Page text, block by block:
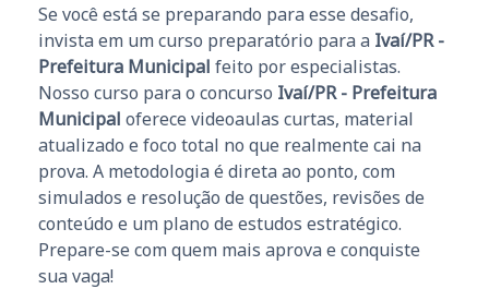
Se você está se preparando para esse desafio,
invista em um curso preparatório para a Ivaí/PR -
Prefeitura Municipal feito por especialistas.
Nosso curso para o concurso Ivaí/PR - Prefeitura
Municipal oferece videoaulas curtas, material
atualizado e foco total no que realmente cai na
prova. A metodologia é direta ao ponto, com
simulados e resolução de questões, revisões de
conteúdo e um plano de estudos estratégico.
Prepare-se com quem mais aprova e conquiste
sua vaga!